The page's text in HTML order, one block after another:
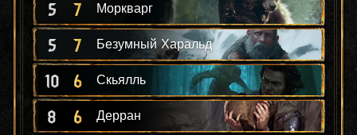
5 7 Моркварг
5 7 Безумный Харальд
10 6 Скьялль
8 6 Дерран